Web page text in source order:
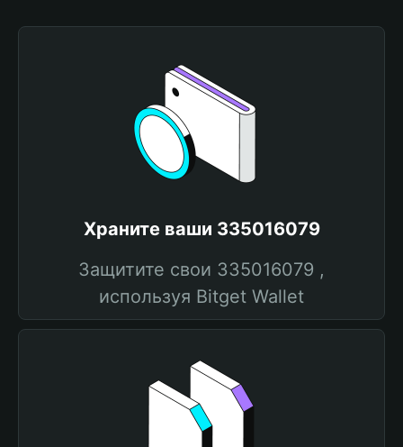
Храните ваши 335016079
Защитите свои 335016079 ,
используя Bitget Wallet